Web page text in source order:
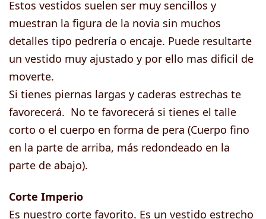
Estos vestidos suelen ser muy sencillos y
muestran la figura de la novia sin muchos
detalles tipo pedrería o encaje. Puede resultarte
un vestido muy ajustado y por ello mas dificil de
moverte.
Si tienes piernas largas y caderas estrechas te
favorecerá. No te favorecerá si tienes el talle
corto o el cuerpo en forma de pera (Cuerpo fino
en la parte de arriba, más redondeado en la
parte de abajo).
Corte Imperio
Es nuestro corte favorito. Es un vestido estrecho